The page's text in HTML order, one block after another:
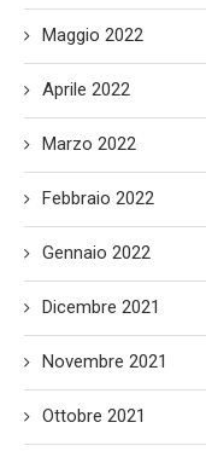
Maggio 2022
Aprile 2022
Marzo 2022
Febbraio 2022
Gennaio 2022
Dicembre 2021
Novembre 2021
Ottobre 2021